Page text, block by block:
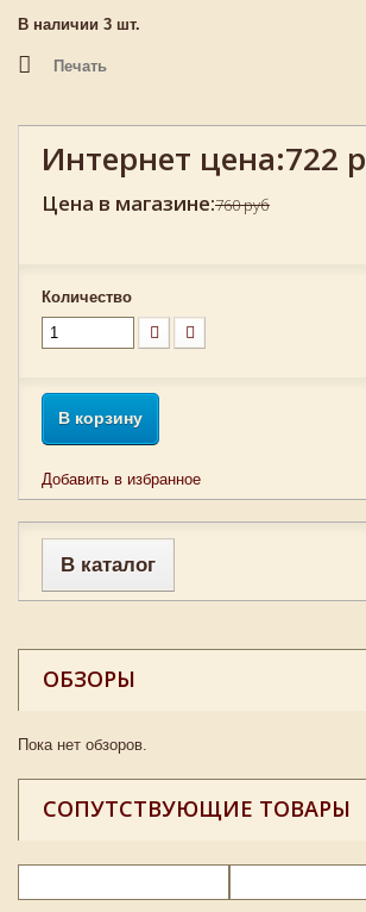
В наличии 3 шт.
Печать
Интернет цена:722
Цена в магазине:760 руб
Количество
В корзину
Добавить в избранное
В каталог
ОБЗОРЫ
Пока нет обзоров.
СОПУТСТВУЮЩИЕ ТОВАРЫ